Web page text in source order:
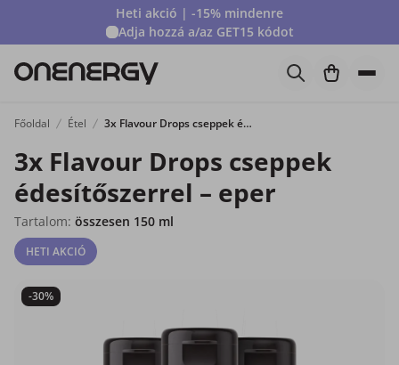
Heti akció | -15% mindenre
Adja hozzá a/az GET15 kódot
Főoldal Étel 3x Flavour Drops cseppek édesítőszerrel – eper
3x Flavour Drops cseppek
édesítőszerrel – eper
Tartalom: összesen 150 ml
HETI AKCIÓ
-30%